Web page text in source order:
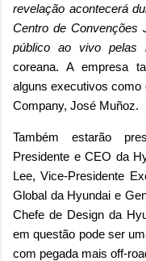
revelação acontecerá
Centro de Convenções
público ao vivo pelas
coreana. A empresa
alguns executivos como
Company, José Muñoz.
Também estarão
Presidente e CEO da
Lee, Vice-Presidente
Global da Hyundai e
Chefe de Design da
em questão pode ser
com pegada mais off-